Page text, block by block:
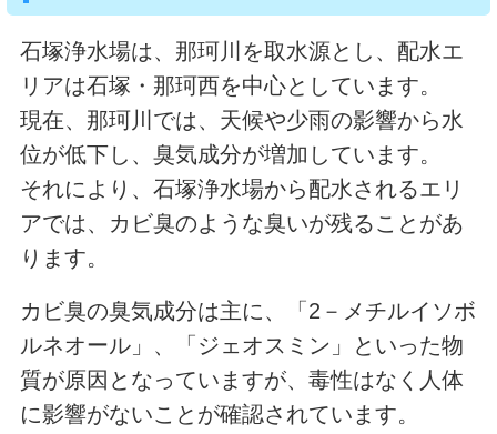
石塚浄水場は、那珂川を取水源とし、配水エ
リアは石塚・那珂西を中心としています。
現在、那珂川では、天候や少雨の影響から水
位が低下し、臭気成分が増加しています。
それにより、石塚浄水場から配水されるエリ
アでは、カビ臭のような臭いが残ることがあ
ります。
カビ臭の臭気成分は主に、「2－メチルイソボ
ルネオール」、「ジェオスミン」といった物
質が原因となっていますが、毒性はなく人体
に影響がないことが確認されています。